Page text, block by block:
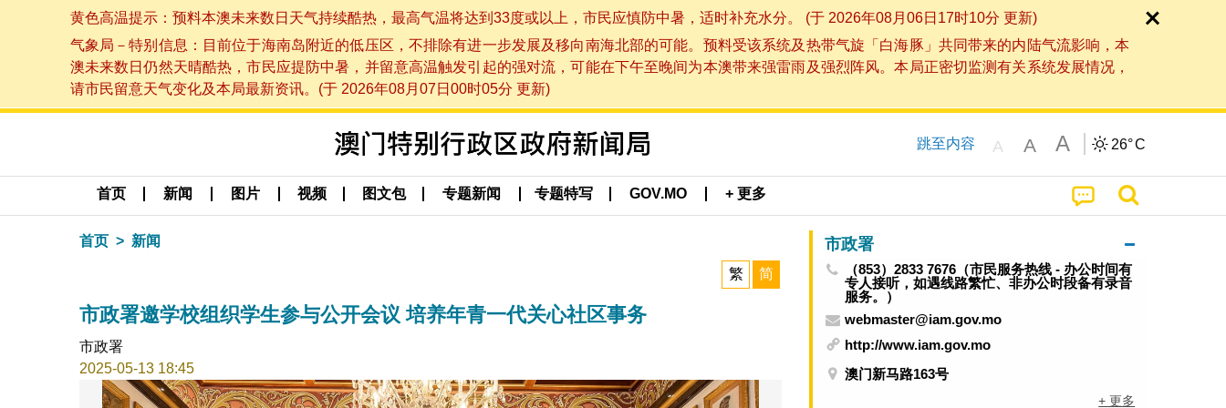
黄色高温提示：预料本澳未来数日天气持续酷热，最高气温将达到33度或以上，市民应慎防中暑，适时补充水分。 (于 2026年08月06日17时10分 更新)
气象局－特别信息：目前位于海南岛附近的低压区，不排除有进一步发展及移向南海北部的可能。预料受该系统及热带气旋「白海豚」共同带来的内陆气流影响，本
澳未来数日仍然天晴酷热，市民应提防中暑，并留意高温触发引起的强对流，可能在下午至晚间为本澳带来强雷雨及强烈阵风。本局正密切监测有关系统发展情况，
请市民留意天气变化及本局最新资讯。(于 2026年08月07日00时05分 更新)
跳至内容 A A A 26°C
首页 新闻 图片 视频 图文包 专题新闻 专题特写 GOV.MO + 更多
首页 新闻
繁 简
市政署邀学校组织学生参与公开会议 培养年青一代关心社区事务
市政署
2025-05-13 18:45
市政署
（853）2833 7676（市民服务热线 - 办公时间有
专人接听，如遇线路繁忙、非办公时段备有录音
服务。）
webmaster@iam.gov.mo
http://www.iam.gov.mo
澳门新马路163号
+ 更多